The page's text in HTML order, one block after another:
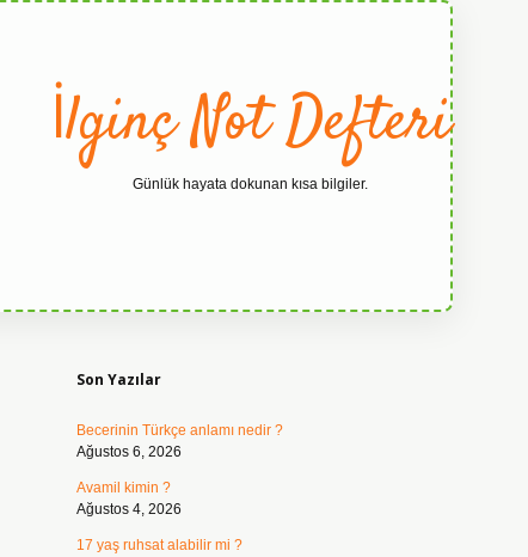
İlginç Not Defteri
Günlük hayata dokunan kısa bilgiler.
Son Yazılar
Becerinin Türkçe anlamı nedir ?
Ağustos 6, 2026
Avamil kimin ?
Ağustos 4, 2026
17 yaş ruhsat alabilir mi ?